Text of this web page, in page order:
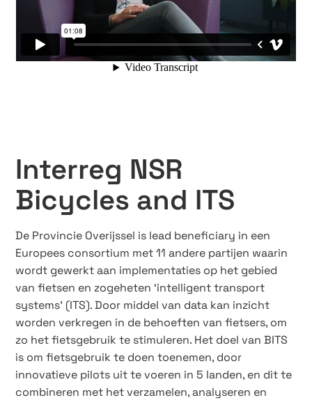
Interreg NSR
Bicycles and ITS
De Provincie Overijssel is lead beneficiary in een
Europees consortium met 11 andere partijen waarin
wordt gewerkt aan implementaties op het gebied
van fietsen en zogeheten ‘intelligent transport
systems’ (ITS). Door middel van data kan inzicht
worden verkregen in de behoeften van fietsers, om
zo het fietsgebruik te stimuleren. Het doel van BITS
is om fietsgebruik te doen toenemen, door
innovatieve pilots uit te voeren in 5 landen, en dit te
combineren met het verzamelen, analyseren en